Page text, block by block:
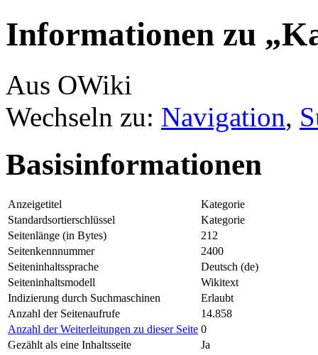
Informationen zu
Aus OWiki
Wechseln zu: Navigation,
Basisinformationen
Anzeigetitel
Kategorie
Standardsortierschlüssel
Kategorie
Seitenlänge (in Bytes)
212
Seitenkennnummer
2400
Seiteninhaltssprache
Deutsch (de)
Seiteninhaltsmodell
Wikitext
Indizierung durch Suchmaschinen
Erlaubt
Anzahl der Seitenaufrufe
14.858
Anzahl der Weiterleitungen zu dieser Seite 0
Gezählt als eine Inhaltsseite
Ja